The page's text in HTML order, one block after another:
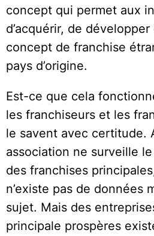
concept qui permet aux
d’acquérir, de
concept de franchise
pays d’origine.
Est-ce que cela
les franchiseurs et les
le savent avec certitude.
association ne surveille
des franchises
n’existe pas de données
sujet. Mais des
principale prospères